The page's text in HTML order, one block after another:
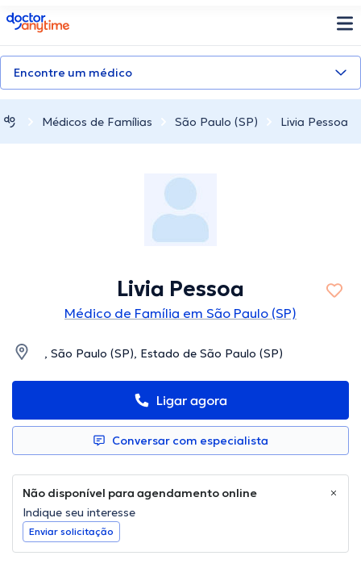
doctoranytime
Encontre um médico
Médicos de Famílias São Paulo (SP) Livia Pessoa
Livia Pessoa
Médico de Família em São Paulo (SP)
, São Paulo (SP), Estado de São Paulo (SP)
Ligar agora
Conversar com especialista
Não disponível para agendamento online
Indique seu interesse
Enviar solicitação